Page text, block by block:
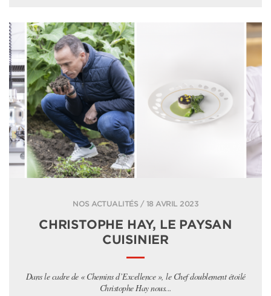
NOS ACTUALITÉS / 18 AVRIL 2023
CHRISTOPHE HAY, LE PAYSAN
CUISINIER
Dans le cadre de « Chemins d’Excellence », le Chef doublement étoilé
Christophe Hay nous...